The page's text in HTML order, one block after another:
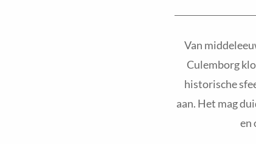
Van
Culemborg
historische
aan. Het mag
en